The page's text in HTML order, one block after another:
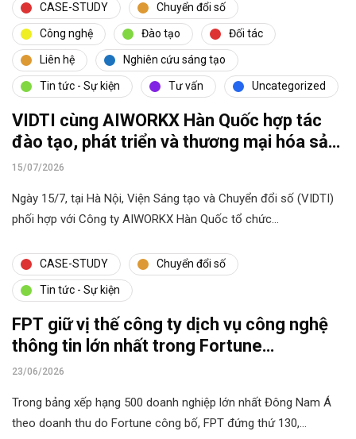
CASE-STUDY Chuyển đổi số
Công nghệ Đào tạo Đối tác
Liên hệ Nghiên cứu sáng tạo
Tin tức - Sự kiện Tư vấn Uncategorized
VIDTI cùng AIWORKX Hàn Quốc hợp tác
đào tạo, phát triển và thương mại hóa sản
phẩm AI
15/07/2026
Ngày 15/7, tại Hà Nội, Viện Sáng tạo và Chuyển đổi số (VIDTI)
phối hợp với Công ty AIWORKX Hàn Quốc tổ chức…
CASE-STUDY Chuyển đổi số
Tin tức - Sự kiện
FPT giữ vị thế công ty dịch vụ công nghệ
thông tin lớn nhất trong Fortune
Southeast Asia 500
23/06/2026
Trong bảng xếp hạng 500 doanh nghiệp lớn nhất Đông Nam Á
theo doanh thu do Fortune công bố, FPT đứng thứ 130,…